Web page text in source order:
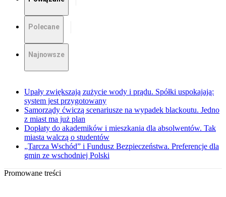
Polecane
Najnowsze
Upały zwiększają zużycie wody i prądu. Spółki uspokajają:
system jest przygotowany
Samorządy ćwiczą scenariusze na wypadek blackoutu. Jedno
z miast ma już plan
Dopłaty do akademików i mieszkania dla absolwentów. Tak
miasta walczą o studentów
„Tarcza Wschód” i Fundusz Bezpieczeństwa. Preferencje dla
gmin ze wschodniej Polski
Promowane treści